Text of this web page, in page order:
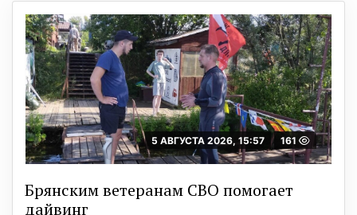
5 АВГУСТА 2026, 15:57 161
Брянским ветеранам СВО помогает
дайвинг